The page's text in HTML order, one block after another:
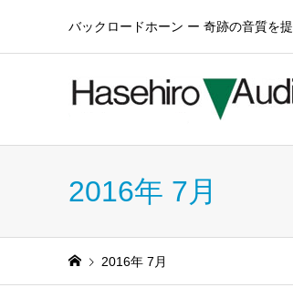
バックロードホーン ー 奇跡の音質を
2016年 7月
2016年 7月